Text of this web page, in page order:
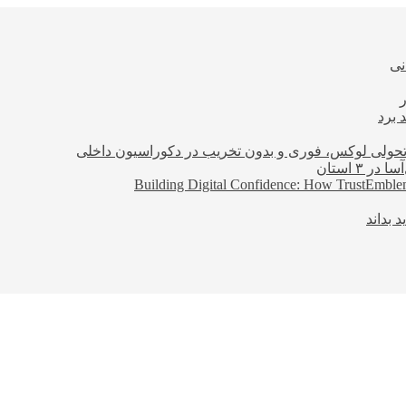
برد
تحولی لوکس، فوری و بدون تخریب در دکوراسیون داخلی
Building Digital Confidence: How
بداند